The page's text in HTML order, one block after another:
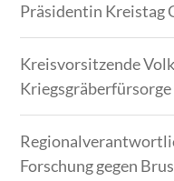
Präsidentin Kreistag
Kreisvorsitzende
Forschung gegen